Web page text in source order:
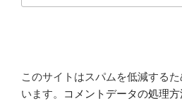
このサイトはスパムを低減する
います。
コメントデータの処理